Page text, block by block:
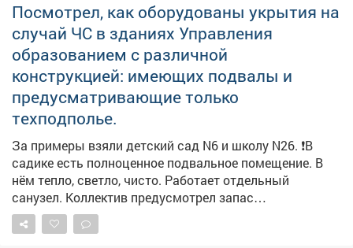
Посмотрел, как оборудованы укрытия на
случай ЧС в зданиях Управления
образованием с различной
конструкцией: имеющих подвалы и
предусматривающие только
техподполье.
За примеры взяли детский сад N6 и школу N26. ❗️В
садике есть полноценное подвальное помещение. В
нём тепло, светло, чисто. Работает отдельный
санузел. Коллектив предусмотрел запас
медикаментов, воды и продуктов долгого хранения.
Здесь могут укрыться не только дети и педагоги, но и